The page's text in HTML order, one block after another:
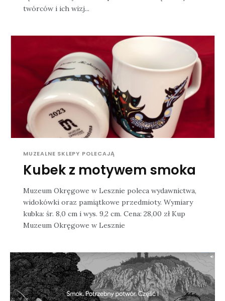
twórców i ich wizj...
MUZEALNE SKLEPY POLECAJĄ
Kubek z motywem smoka
Muzeum Okręgowe w Lesznie poleca wydawnictwa,
widokówki oraz pamiątkowe przedmioty. Wymiary
kubka: śr. 8,0 cm i wys. 9,2 cm. Cena: 28,00 zł Kup
Muzeum Okręgowe w Lesznie